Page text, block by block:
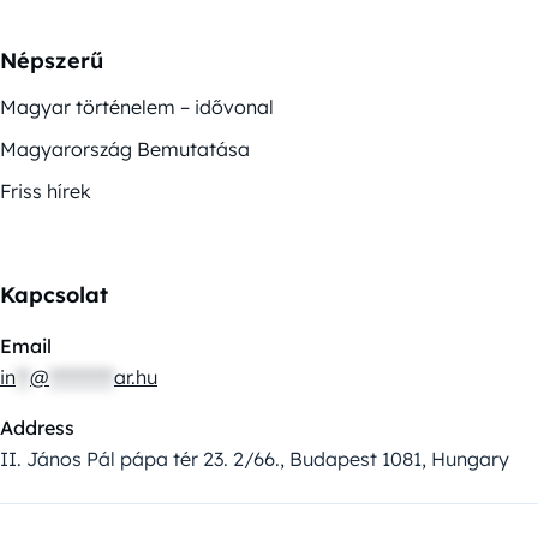
Népszerű
Magyar történelem – idővonal
Magyarország Bemutatása
Friss hírek
Kapcsolat
Email
in @ ar.hu
Address
II. János Pál pápa tér 23. 2/66., Budapest 1081, Hungary